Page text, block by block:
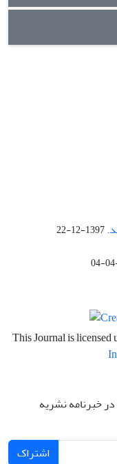
1397-12-22
This Journal is licensed
خبرنامه نشریه
اشتراک